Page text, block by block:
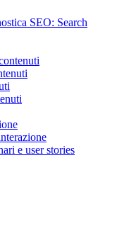
SEO: Search
e user stories